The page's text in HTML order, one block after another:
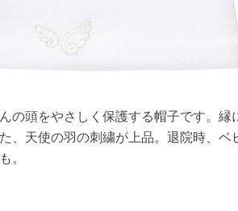
の頭をやさしく保護する帽子です。縁
、天使の羽の刺繍が上品。退院時、ベ
。